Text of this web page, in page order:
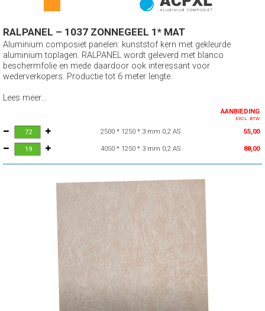
RALPANEL – 1037 ZONNEGEEL 1* MAT
Aluminium composiet panelen: kunststof kern met gekleurde
aluminium toplagen. RALPANEL wordt geleverd met blanco
beschermfolie en mede daardoor ook interessant voor
wederverkopers. Productie tot 6 meter lengte.
Lees meer...
AANBIEDING
EXCL. BTW
2500 * 1250 * 3 mm 0,2 AS 55,00
4050 * 1250 * 3 mm 0,2 AS 88,00